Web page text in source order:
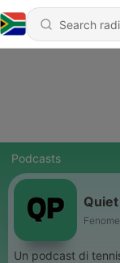
Podcasts
Un podcast di